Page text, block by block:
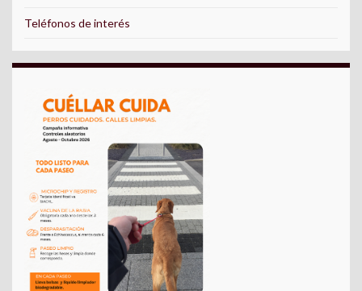
Teléfonos de interés